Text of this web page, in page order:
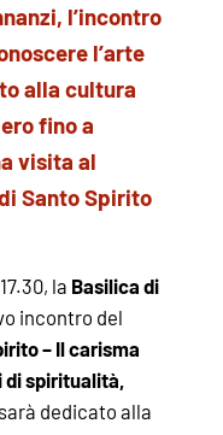
l’incontro
l’arte
alla cultura
fino a
visita al
Santo Spirito
la Basilica di
incontro del
– Il carisma
di spiritualità,
dedicato alla